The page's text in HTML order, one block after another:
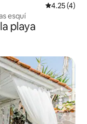
Calificación
4.25 (4)
esquí
playa